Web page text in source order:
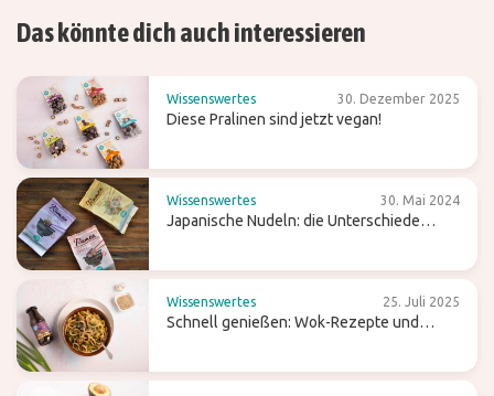
Das könnte dich auch interessieren
Wissenswertes 30. Dezember 2025
Diese Pralinen sind jetzt vegan!
Wissenswertes 30. Mai 2024
Japanische Nudeln: die Unterschiede
Wissenswertes 25. Juli 2025
Schnell genießen: Wok-Rezepte und